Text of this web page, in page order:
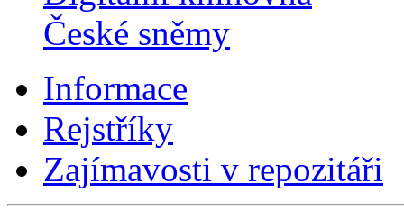
České sněmy
Informace
Rejstříky
Zajímavosti v repozitáři